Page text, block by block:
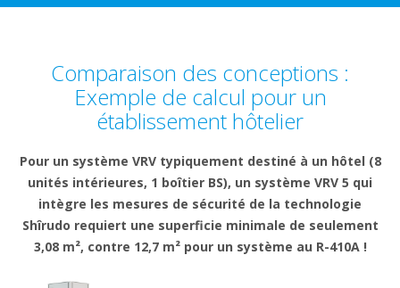
Comparaison des conceptions :
Exemple de calcul pour un
établissement hôtelier
Pour un système VRV typiquement destiné à un hôtel (8
unités intérieures, 1 boîtier BS), un système VRV 5 qui
intègre les mesures de sécurité de la technologie
Shîrudo requiert une superficie minimale de seulement
3,08 m², contre 12,7 m² pour un système au R-410A !